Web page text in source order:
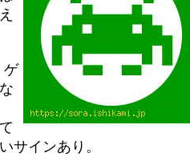
ゲ
サインあり。